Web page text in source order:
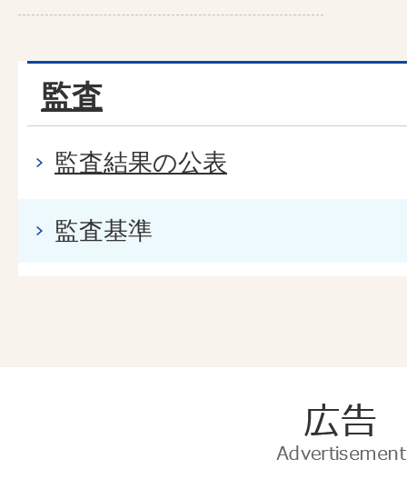
監査
監査結果の公表
監査基準
告